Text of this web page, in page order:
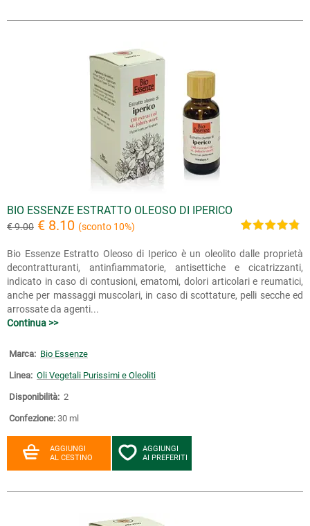
BIO ESSENZE ESTRATTO OLEOSO DI IPERICO
€ 9.00 € 8.10 (sconto 10%)
Bio Essenze Estratto Oleoso di Iperico è un oleolito dalle proprietà
decontratturanti, antinfiammatorie, antisettiche e cicatrizzanti,
indicato in caso di contusioni, ematomi, dolori articolari e reumatici,
anche per massaggi muscolari, in caso di scottature, pelli secche ed
arrossate da agenti...
Continua >>
Marca: Bio Essenze
Linea: Oli Vegetali Purissimi e Oleoliti
Disponibilità: 2
Confezione: 30 ml
AGGIUNGI
AL CESTINO
AGGIUNGI
AI PREFERITI